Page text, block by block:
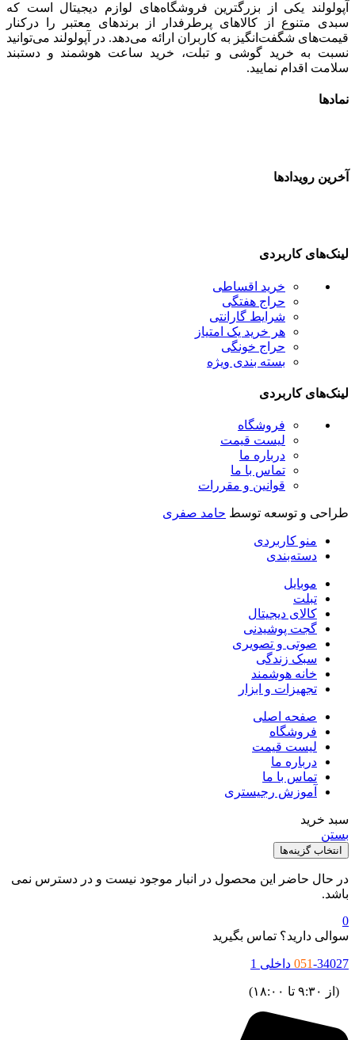
یکی از بزرگترین فروشگاه‌های لوازم دیجیتال است که
متنوع از کالاهای پرطرفدار از برندهای معتبر را درکنار
شگفت‌انگیز به کاربران ارائه می‌دهد. در آپولولند می‌توانید
به خرید گوشی و تبلت، خرید ساعت هوشمند و دستبند
اقدام نمایید.
رویدادها
کاربردی
خرید اقساطی
حراج هفتگی
شرایط گارانتی
هر خرید یک امتیاز
حراج خونگی
بسته بندی ویژه
کاربردی
فروشگاه
لیست قیمت
درباره ما
تماس با ما
قوانین و مقررات
و توسعه توسطحامد صفری
منو کاربردی
دسته‌بندی
موبایل
تبلت
کالای دیجیتال
گجت پوشیدنی
صوتی و تصویری
سبک زندگی
خانه هوشمند
تجهیزات و ابزار
صفحه اصلی
فروشگاه
لیست قیمت
درباره ما
تماس با ما
آموزش رجیستری
خرید
انتخاب گزینه‌ها
حال حاضر این محصول در انبار موجود نیست و در دسترس نمی
دارید؟ تماس بگیرید
051داخلی 1
۹:۳۰ تا ۱۸:۰۰)